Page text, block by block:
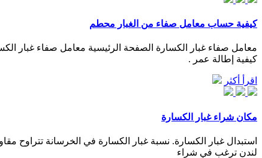
كيفية حساب معامل صفاء من الغبار محطم
كيفية إطالة عمر .
اقرأ أكثر
مكان شراء غبار الكسارة
لندن ترغب في شراء